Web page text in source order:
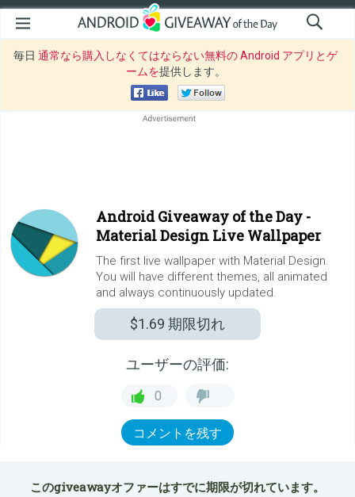
毎日 通常なら購入しなくてはならない無料の Android アプリとゲ
ームを提供します。
Android Giveaway of the Day -
Material Design Live Wallpaper
The first live wallpaper with Material Design.
You will have different themes, all animated
and always continuously updated.
$1.69 期限切れ
ユーザーの評価:
0
コメントを残す
このgiveawayオファーはすでに期限が切れています。